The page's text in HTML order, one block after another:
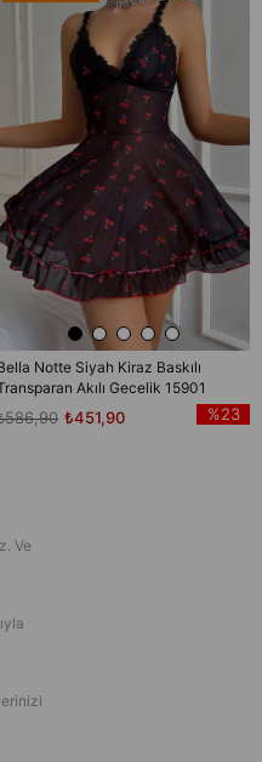
Notte Siyah Kiraz Baskılı
Akılı Gecelik 15901
₺451,90 %23
Ve